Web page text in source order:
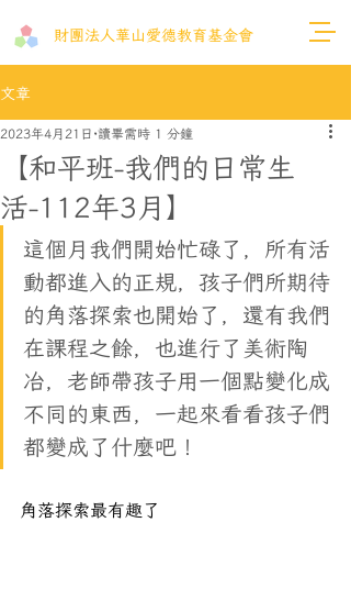
財團法人​華山愛德教育基金會
文章
【和平班-我們的日常生
活-112年3月】
2023年4月21日 讀畢需時 1 分鐘
這個月我們開始忙碌了，所有活
動都進入的正規，孩子們所期待
的角落探索也開始了，還有我們
在課程之餘，也進行了美術陶
冶，老師帶孩子用一個點變化成
不同的東西，一起來看看孩子們
都變成了什麼吧！
角落探索最有趣了